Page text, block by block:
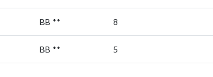
BB ** 8
BB ** 5